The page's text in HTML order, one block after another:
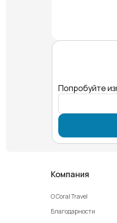
Попробуйте
Компания
О Coral Travel
Благодарности